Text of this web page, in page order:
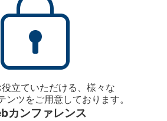
立ていただける、様々な
ンツをご用意しております。
カンファレンス